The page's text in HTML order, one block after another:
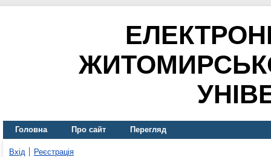
Головна Про сайт Перегляд
Вхід Реєстрація